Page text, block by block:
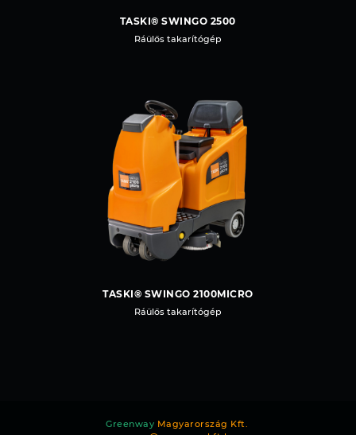
TASKI® SWINGO 2500
Ráülős takarítógép
TASKI® SWINGO 2100MICRO
Ráülős takarítógép
Greenway Magyarország Kft.